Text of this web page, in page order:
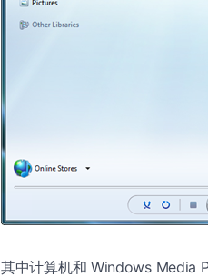
其中计算机和 Windows Media